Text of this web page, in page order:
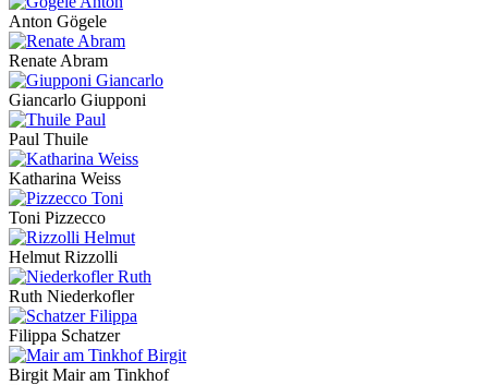
Anton Gögele
Renate Abram
Giancarlo Giupponi
Paul Thuile
Katharina Weiss
Toni Pizzecco
Helmut Rizzolli
Ruth Niederkofler
Filippa Schatzer
Birgit Mair am Tinkhof